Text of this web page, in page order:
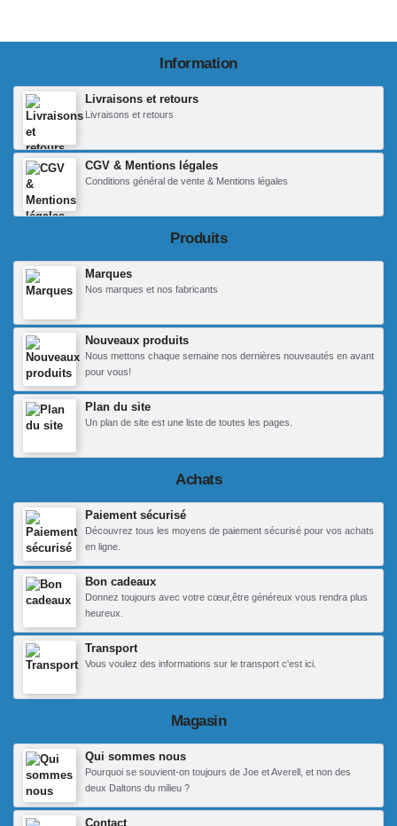
Information
Livraisons et retours
Livraisons et retours
CGV & Mentions légales
Conditions général de vente & Mentions légales
Produits
Marques
Nos marques et nos fabricants
Nouveaux produits
Nous mettons chaque semaine nos dernières nouveautés en avant
pour vous!
Plan du site
Un plan de site est une liste de toutes les pages.
Achats
Paiement sécurisé
Découvrez tous les moyens de paiement sécurisé pour vos achats
en ligne.
Bon cadeaux
Donnez toujours avec votre cœur,être généreux vous rendra plus
heureux.
Transport
Vous voulez des informations sur le transport c'est ici.
Magasin
Qui sommes nous
Pourquoi se souvient-on toujours de Joe et Averell, et non des
deux Daltons du milieu ?
Contact